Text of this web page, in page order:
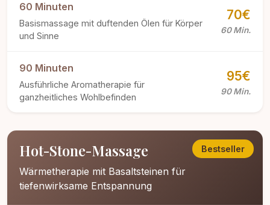
60 Minuten
Basismassage mit duftenden Ölen für Körper
und Sinne
70€
60 Min.
90 Minuten
Ausführliche Aromatherapie für
ganzheitliches Wohlbefinden
95€
90 Min.
Bestseller
Hot-Stone-Massage
Wärmetherapie mit Basaltsteinen für
tiefenwirksame Entspannung